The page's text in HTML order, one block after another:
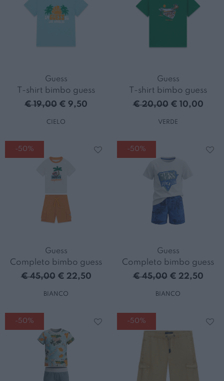
Guess
T-shirt bimbo guess
€ 19,00 € 9,50
CIELO
Guess
T-shirt bimbo guess
€ 20,00 € 10,00
VERDE
-50%
Guess
Completo bimbo guess
€ 45,00 € 22,50
BIANCO
-50%
Guess
Completo bimbo guess
€ 45,00 € 22,50
BIANCO
-50% -50%